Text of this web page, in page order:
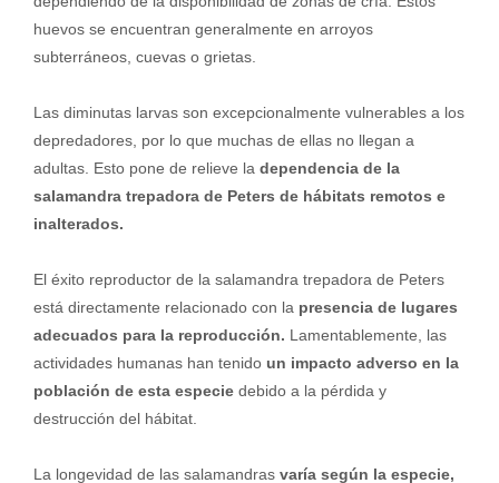
huevos se encuentran generalmente en arroyos
subterráneos, cuevas o grietas.
Las diminutas larvas son excepcionalmente vulnerables a los
depredadores, por lo que muchas de ellas no llegan a
adultas. Esto pone de relieve la dependencia de la
salamandra trepadora de Peters de hábitats remotos e
inalterados.
El éxito reproductor de la salamandra trepadora de Peters
está directamente relacionado con la presencia de lugares
adecuados para la reproducción. Lamentablemente, las
actividades humanas han tenido un impacto adverso en la
población de esta especie debido a la pérdida y
destrucción del hábitat.
La longevidad de las salamandras varía según la especie,